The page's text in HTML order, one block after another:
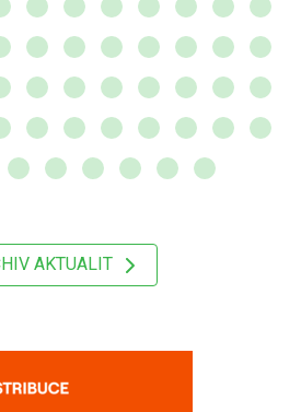
AKTUALIT